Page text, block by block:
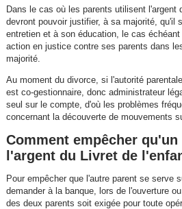
Dans le cas où les parents utilisent l'argent
devront pouvoir justifier, à sa majorité, qu'il
entretien et à son éducation, le cas
action en justice contre ses parents dans
majorité.
Au moment du divorce, si l'autorité
est co-gestionnaire, donc administrateur
seul sur le compte, d'où les problèmes
concernant la découverte de mouvements
Comment empêcher
l'argent du Livret de
Pour empêcher que l'autre parent se serve
demander à la banque, lors de l'ouverture
des deux parents soit exigée pour toute